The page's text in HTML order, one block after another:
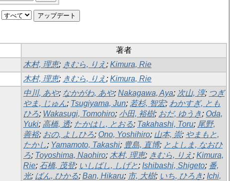
著者
木村, 理恵; きむら, りえ; Kimura, Rie
木村, 理恵; きむら, りえ; Kimura, Rie
中川, あや; なかがわ, あや; Nakagawa, Aya; 次山, 淳; つぎ
やま, じゅん; Tsugiyama, Jun; 若杉, 智宏; わかすぎ, とも
ひろ; Wakasugi, Tomohiro; 小田, 裕樹; おだ, ゆうき; Oda,
Yuki; 高橋, 透; たかはし, とおる; Takahashi, Toru; 尾野,
善裕; おの, よしひろ; Ono, Yoshihiro; 山本, 崇; やまもと,
たかし; Yamamoto, Takashi; 豊島, 直博; とよしま, なおひ
ろ; Toyoshima, Naohiro; 木村, 理恵; きむら, りえ; Kimura,
Rie; 石橋, 茂登; いしばし, しげと; Ishibashi, Shigeto; 番,
光; ばん, ひかる; Ban, Hikaru; 市, 大樹; いち, ひろき; Ichi,